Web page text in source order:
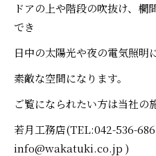
ドアの上や階段の吹抜け、欄
でき
日中の太陽光や夜の電気照明
素敵な空間になります。
ご覧になられたい方は当社の
若月工務店(TEL:042-536-
info@wakatuki.co.jp )